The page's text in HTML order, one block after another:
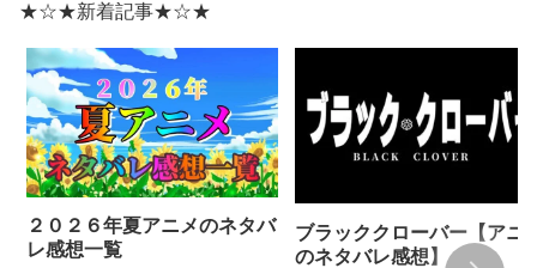
★☆★新着記事★☆★
２０２６年夏アニメのネタバ
レ感想一覧
ブラッククローバー【アニ
のネタバレ感想】